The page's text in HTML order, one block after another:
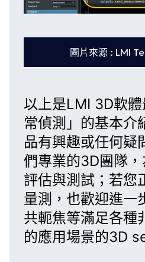
圖片來源 : LMI
以上是LMI 3D軟體
常偵測 」的基本介
品有興趣或任何疑
們專業的3D團隊
評估與測試 ；若您
量測 ，也歡迎進一
共軛焦等滿足各種
的應用場景的3D